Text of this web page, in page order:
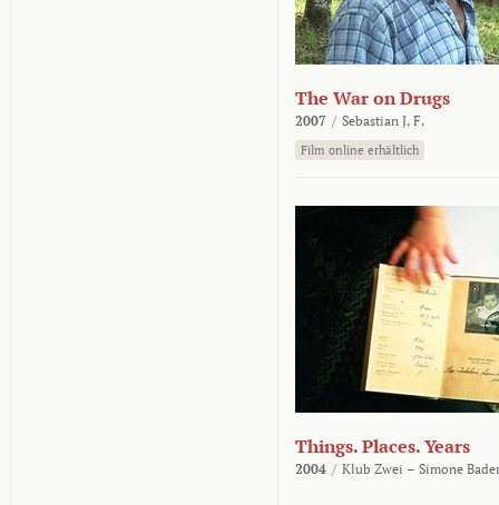
The War on Drugs
2007 / Sebastian J. F.
Film online erhältlich
Things. Places. Years
2004 / Klub Zwei – Simone